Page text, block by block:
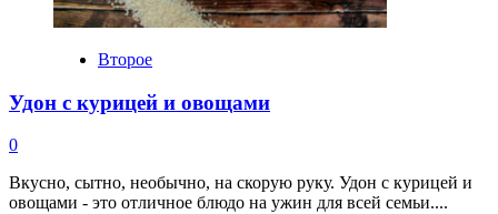
Второе
Удон с курицей и овощами
0
Вкусно, сытно, необычно, на скорую руку. Удон с курицей и
овощами - это отличное блюдо на ужин для всей семьи....